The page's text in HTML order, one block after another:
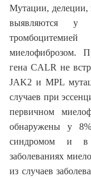
Мутации, делеции,
выявляются у
миелофиброзом.
гена CALR не
JAK2 и MPL
случаев при
первичном
обнаружены у 8%
синдромом и в
заболеваниях
из случаев